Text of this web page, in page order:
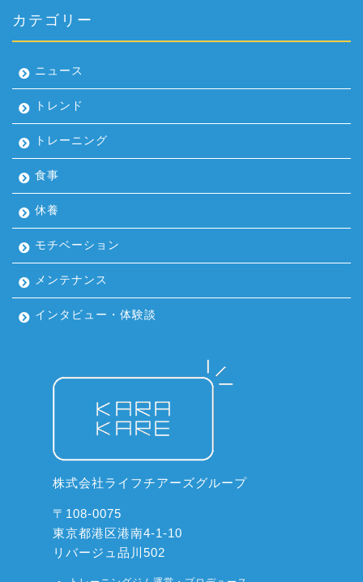
カテゴリー
ニュース
トレンド
トレーニング
食事
休養
モチベーション
メンテナンス
インタビュー・体験談
株式会社ライフチアーズグループ
〒108-0075
東京都港区港南4-1-10
リバージュ品川502